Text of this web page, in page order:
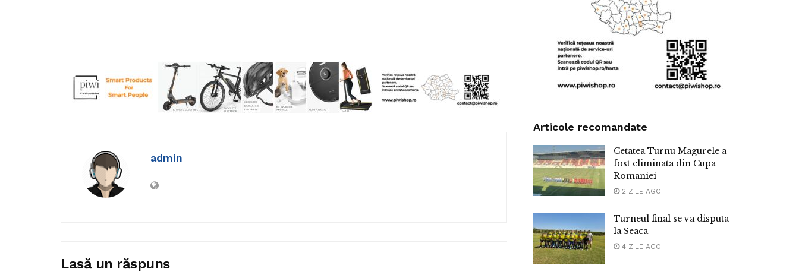
admin
Lasă un răspuns
Articole recomandate
Cetatea Turnu Magurele a
fost eliminata din Cupa
Romaniei
2 ZILE AGO
Turneul final se va disputa
la Seaca
4 ZILE AGO